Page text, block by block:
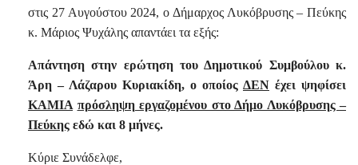
στις 27 Αυγούστου 2024, ο Δήμαρχος Λυκόβρυσης – Πεύκης
κ. Μάριος Ψυχάλης απαντάει τα εξής:
Απάντηση στην ερώτηση του Δημοτικού Συμβούλου κ.
Άρη – Λάζαρου Κυριακίδη, ο οποίος ΔΕΝ έχει ψηφίσει
ΚΑΜΙΑ πρόσληψη εργαζομένου στο Δήμο Λυκόβρυσης –
Πεύκης εδώ και 8 μήνες.
Κύριε Συνάδελφε,